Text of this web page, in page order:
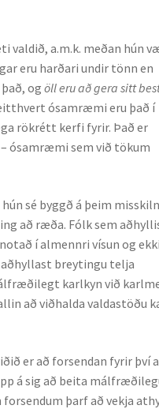
valdið, a.m.k. meðan hún
eru harðari undir tönn en
ogöll eru að gera sitt
ósamræmi eru það í
rökrétt kerfi fyrir. Það er
ósamræmi sem við tökum
sé byggð á þeim
að ræða. Fólk sem
í almennri vísun og ekki
aðhyllast breytingu telja
karlkyn við
að viðhalda valdastöðu
er að forsendan fyrir því
á sig að beita
þarf að vekja